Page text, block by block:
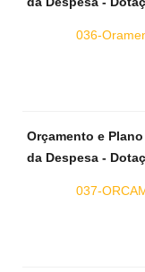
036-
Orçamento e
da Despesa -
037-